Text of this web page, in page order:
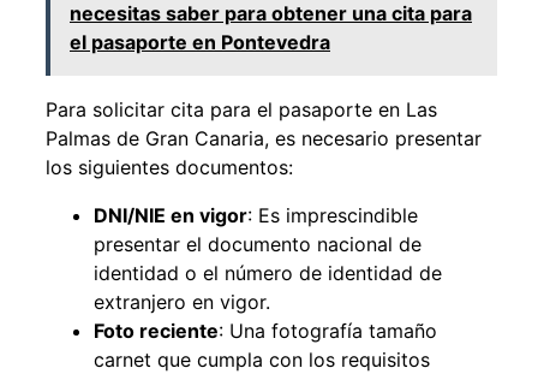
necesitas saber para obtener una cita para
el pasaporte en Pontevedra
Para solicitar cita para el pasaporte en Las
Palmas de Gran Canaria, es necesario presentar
los siguientes documentos:
DNI/NIE en vigor: Es imprescindible
presentar el documento nacional de
identidad o el número de identidad de
extranjero en vigor.
Foto reciente: Una fotografía tamaño
carnet que cumpla con los requisitos